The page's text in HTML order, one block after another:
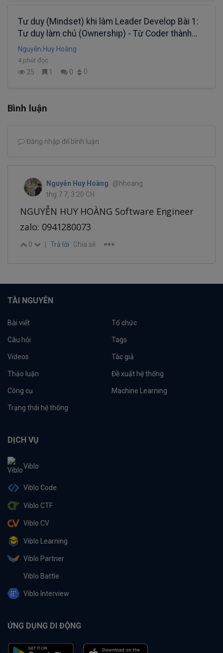
Tư duy (Mindset) khi làm Leader Develop Bài 1:
Tư duy làm chủ (Ownership) - Từ Coder thành
Problem Solver.
Nguyễn Huy Hoàng
4 phút đọc
25 1 0 0
Bình luận
Đăng nhập để bình luận
Nguyễn Huy Hoàng
@hhoang
thg 7 7, 3:20 CH
NGUYỄN HUY HOÀNG Software Engineer
zalo: 0941280073
0 Trả lời Chia sẻ
TÀI NGUYÊN
Bài viết Tổ chức
Câu hỏi Tags
Videos Tác giả
Thảo luận Đề xuất hệ thống
Công cụ Machine Learning
Trạng thái hệ thống
DỊCH VỤ
Viblo
Viblo Code
Viblo CTF
Viblo CV
Viblo Learning
Viblo Partner
Viblo Battle
Viblo Interview
ỨNG DỤNG DI ĐỘNG